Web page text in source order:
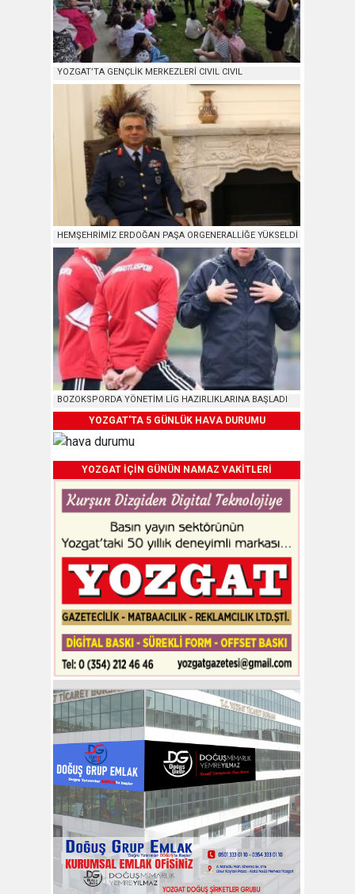
YOZGAT’TA GENÇLİK MERKEZLERİ CIVIL CIVIL
HEMŞEHRİMİZ ERDOĞAN PAŞA ORGENERALLİĞE YÜKSELDİ
BOZOKSPORDA YÖNETİM LİG HAZIRLIKLARINA BAŞLADI
YOZGAT'TA 5 GÜNLÜK HAVA DURUMU
YOZGAT İÇİN GÜNÜN NAMAZ VAKİTLERİ